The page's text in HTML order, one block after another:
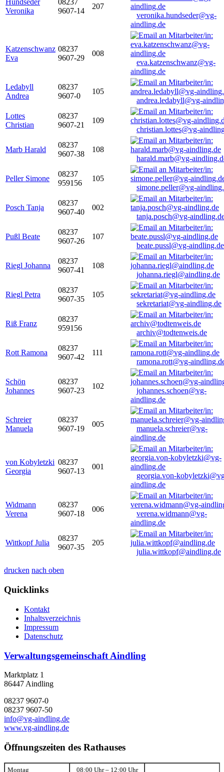
Hundseder
Veronika
08237
9607-14
207
veronika.hundseder@vg-
aindling.de
Katzenschwanz
Eva
08237
9607-29
008
eva.katzenschwanz@vg-
aindling.de
Ledabyll
Andrea
08237
9607-0
105
andrea.ledabyll@vg-
Lottes
Christian
08237
9607-21
109
christian.lottes@vg-
Marb Harald
08237
9607-38
108
harald.marb@vg-
Peller Simone
08237
959156
105
simone.peller@vg-
Posch Tanja
08237
9607-40
002
tanja.posch@vg-
Pußl Beate
08237
9607-26
107
beate.pussl@vg-aindling.de
Riegl Johanna
08237
9607-41
108
johanna.riegl@aindling.de
Riegl Petra
08237
9607-35
105
sekretariat@vg-aindling.de
Riß Franz
08237
959156
archiv@todtenweis.de
Rott Ramona
08237
9607-42
111
ramona.rott@vg-
Schön
Johannes
08237
9607-23
102
johannes.schoen@vg-
aindling.de
Schreier
Manuela
08237
9607-19
005
manuela.schreier@vg-
aindling.de
von Kobyletzki
Georgia
08237
9607-13
001
georgia.von-
aindling.de
Widmann
Verena
08237
9607-18
006
verena.widmann@vg-
aindling.de
Wittkopf Julia
08237
9607-35
205
julia.wittkopf@aindling.de
drucken nach oben
Quicklinks
Kontakt
Inhaltsverzeichnis
Impressum
Datenschutz
Verwaltungsgemeinschaft Aindling
Marktplatz 1
86447 Aindling
08237 9607-0
08237 9607-50
info@vg-aindling.de
www.vg-aindling.de
Öffnungszeiten des Rathauses
Montag 08:00 Uhr – 12:00 Uhr